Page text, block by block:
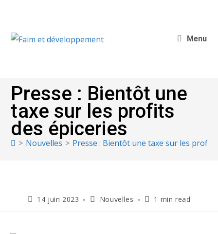
Menu
Presse : Bientôt une
taxe sur les profits
des épiceries
> Nouvelles > Presse : Bientôt une taxe sur les profits
14 juin 2023 Nouvelles 1 min read